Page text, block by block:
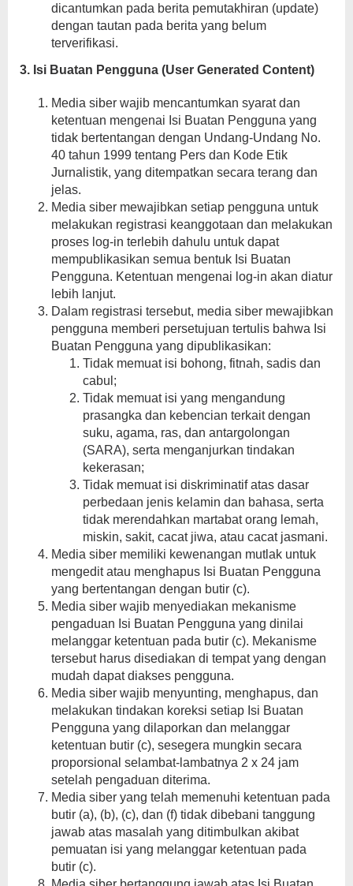
dicantumkan pada berita pemutakhiran (update)
dengan tautan pada berita yang belum
terverifikasi.
3. Isi Buatan Pengguna (User Generated Content)
Media siber wajib mencantumkan syarat dan
ketentuan mengenai Isi Buatan Pengguna yang
tidak bertentangan dengan Undang-Undang No.
40 tahun 1999 tentang Pers dan Kode Etik
Jurnalistik, yang ditempatkan secara terang dan
jelas.
Media siber mewajibkan setiap pengguna untuk
melakukan registrasi keanggotaan dan melakukan
proses log-in terlebih dahulu untuk dapat
mempublikasikan semua bentuk Isi Buatan
Pengguna. Ketentuan mengenai log-in akan diatur
lebih lanjut.
Dalam registrasi tersebut, media siber mewajibkan
pengguna memberi persetujuan tertulis bahwa Isi
Buatan Pengguna yang dipublikasikan:
Tidak memuat isi bohong, fitnah, sadis dan
cabul;
Tidak memuat isi yang mengandung
prasangka dan kebencian terkait dengan
suku, agama, ras, dan antargolongan
(SARA), serta menganjurkan tindakan
kekerasan;
Tidak memuat isi diskriminatif atas dasar
perbedaan jenis kelamin dan bahasa, serta
tidak merendahkan martabat orang lemah,
miskin, sakit, cacat jiwa, atau cacat jasmani.
Media siber memiliki kewenangan mutlak untuk
mengedit atau menghapus Isi Buatan Pengguna
yang bertentangan dengan butir (c).
Media siber wajib menyediakan mekanisme
pengaduan Isi Buatan Pengguna yang dinilai
melanggar ketentuan pada butir (c). Mekanisme
tersebut harus disediakan di tempat yang dengan
mudah dapat diakses pengguna.
Media siber wajib menyunting, menghapus, dan
melakukan tindakan koreksi setiap Isi Buatan
Pengguna yang dilaporkan dan melanggar
ketentuan butir (c), sesegera mungkin secara
proporsional selambat-lambatnya 2 x 24 jam
setelah pengaduan diterima.
Media siber yang telah memenuhi ketentuan pada
butir (a), (b), (c), dan (f) tidak dibebani tanggung
jawab atas masalah yang ditimbulkan akibat
pemuatan isi yang melanggar ketentuan pada
butir (c).